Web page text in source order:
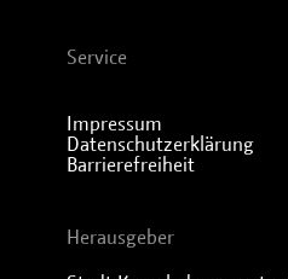
Service
Impressum
Datenschutzerklärung
Barrierefreiheit
Herausgeber